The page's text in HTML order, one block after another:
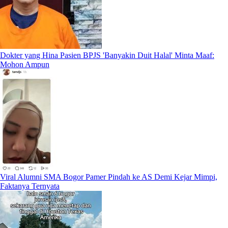
Dokter yang Hina Pasien BPJS 'Banyakin Duit Halal' Minta Maaf:
Mohon Ampun
Viral Alumni SMA Bogor Pamer Pindah ke AS Demi Kejar Mimpi,
Faktanya Ternyata